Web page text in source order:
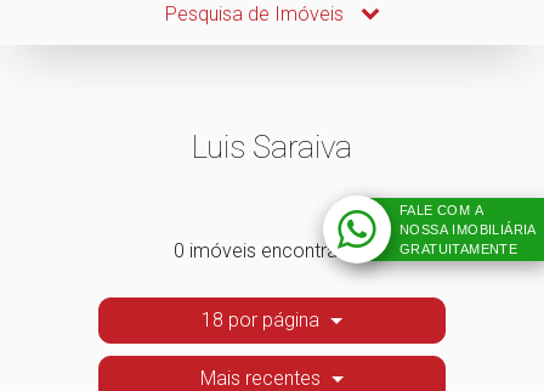
Pesquisa de Imóveis
Luis Saraiva
0 imóveis encontrados
18 por página
Mais recentes
FALE COM A
NOSSA IMOBILIÁRIA
GRATUITAMENTE